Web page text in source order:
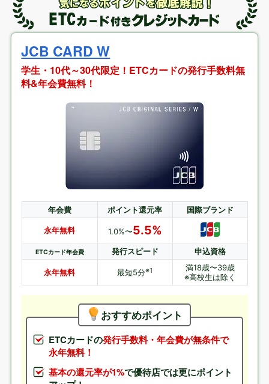
JCB CARD W
学生・10代～30代限定！ETCカードの発行手数料無
料&年会費無料！
年会費 ポイント還元率 国際ブランド
永年無料 1.0%〜5.5%
ETCカード年会費 発行スピード 申込資格
永年無料 最短5分※1
満18歳〜39歳
※高校生は除く
おすすめポイント
ETCカードの発行手数料・年会費が無条件で
永年無料！
基本の還元率が1%で優待店では更にポイント